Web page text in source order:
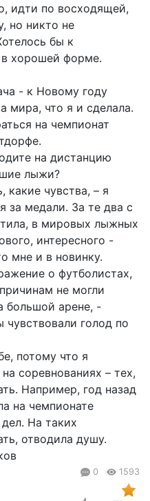
идти по восходящей,
но никто не
бы к
хорошей форме.
- к Новому году
мира, что я и сделала.
на чемпионат
на дистанцию
лыжи?
какие чувства, – я
за медали. За те два с
в мировых лыжных
интересного -
мне и в новинку.
о футболистах,
не могли
большой арене, -
голод по
потому что я
соревнованиях – тех,
Например, год назад
на чемпионате
На таких
отводила душу.
0 1593